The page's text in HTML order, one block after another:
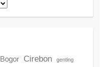
Bogor Cirebon genting